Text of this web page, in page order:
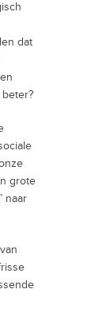
dat
grote
naar